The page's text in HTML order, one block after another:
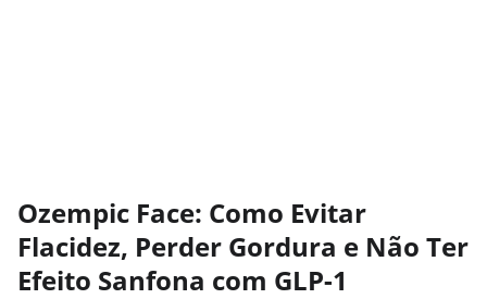
Ozempic Face: Como Evitar
Flacidez, Perder Gordura e Não Ter
Efeito Sanfona com GLP-1